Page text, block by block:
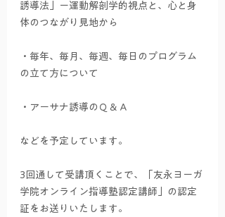
誘導法」ー運動解剖学的視点と、心と身
体のつながり見地から
・毎年、毎月、毎週、毎日のプログラム
の立て方について
・アーサナ誘導のＱ＆Ａ
などを予定しています。
3回通して受講頂くことで、「友永ヨーガ
学院オンライン指導塾認定講師」の認定
証をお送りいたします。